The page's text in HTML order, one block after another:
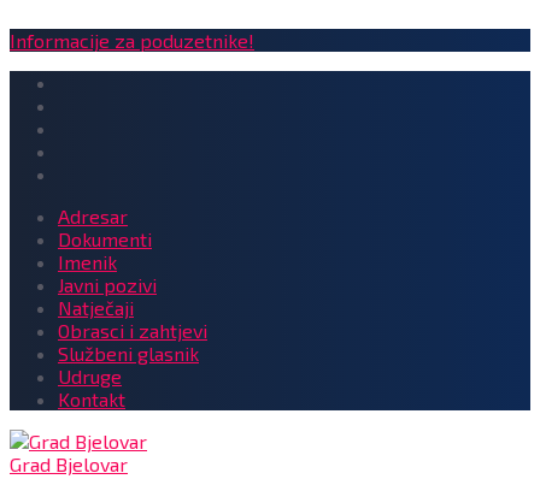
Informacije za poduzetnike!
Adresar
Dokumenti
Imenik
Javni pozivi
Natječaji
Obrasci i zahtjevi
Službeni glasnik
Udruge
Kontakt
Grad Bjelovar